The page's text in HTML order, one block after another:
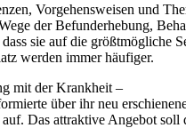
Vorgehensweisen und
der Befunderhebung,
sie auf die
werden immer häufiger.
mit der Krankheit –
über ihr neu
Das attraktive Angebot